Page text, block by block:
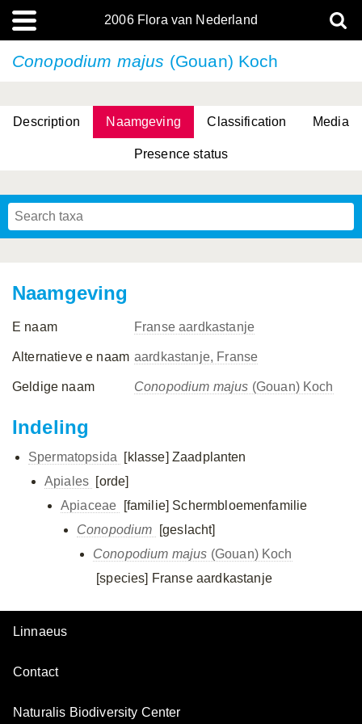
2006 Flora van Nederland
Conopodium majus (Gouan) Koch
Description Naamgeving Classification Media
Presence status
Naamgeving
E naam Franse aardkastanje
Alternatieve e naam aardkastanje, Franse
Geldige naam Conopodium majus (Gouan) Koch
Indeling
Spermatopsida [klasse] Zaadplanten
Apiales [orde]
Apiaceae
[familie] Schermbloemenfamilie
Conopodium
[geslacht]
Conopodium majus (Gouan) Koch
[species] Franse aardkastanje
Linnaeus
Contact
Naturalis Biodiversity Center